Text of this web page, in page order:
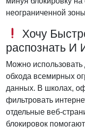
неограниченной
Хочу
распознать И
Можно использовать
обхода всемирных
данных. В школах,
фильтровать
отдельные веб-
блокировок